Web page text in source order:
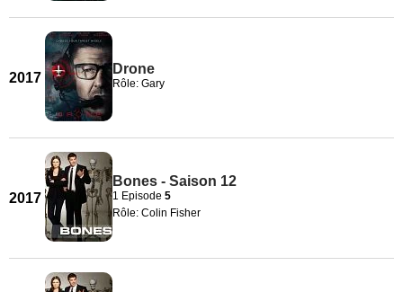
2017
Drone
Rôle: Gary
2017
Bones - Saison 12
1 Episode 5
Rôle: Colin Fisher